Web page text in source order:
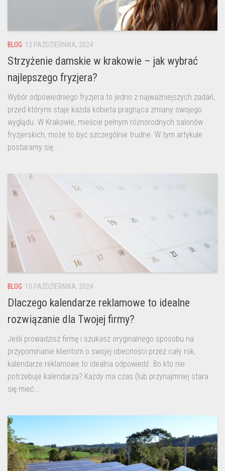
BLOG 12 PAŹDZIERNIKA, 2024
Strzyżenie damskie w krakowie – jak wybrać
najlepszego fryzjera?
Wybór odpowiedniego fryzjera to jedno z najważniejszych zadań,
przed którymi staje każda kobieta pragnąca zmiany swojego
wyglądu. W Krakowie, mieście pełnym różnorodnych salonów
fryzjerskich, może to być szczególnie trudne. W tym artykule
postaramy się...
BLOG 10 PAŹDZIERNIKA, 2024
Dlaczego kalendarze reklamowe to idealne
rozwiązanie dla Twojej firmy?
Jeśli prowadzisz firmę i szukasz oryginalnego sposobu na
przypominanie klientom o swojej obecności przez cały rok,
kalendarze reklamowe to idealna odpowiedź. Bo kto nie
potrzebuje kalendarza? Każdy ma czas (lub przynajmniej stara
się mieć...